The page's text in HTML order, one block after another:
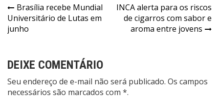
Navegação
de
Brasília recebe Mundial
Universitário de Lutas em
junho
INCA alerta para os riscos
de cigarros com sabor e
aroma entre jovens
DEIXE COMENTÁRIO
Seu endereço de e-mail não será publicado. Os campos
necessários são marcados com *.